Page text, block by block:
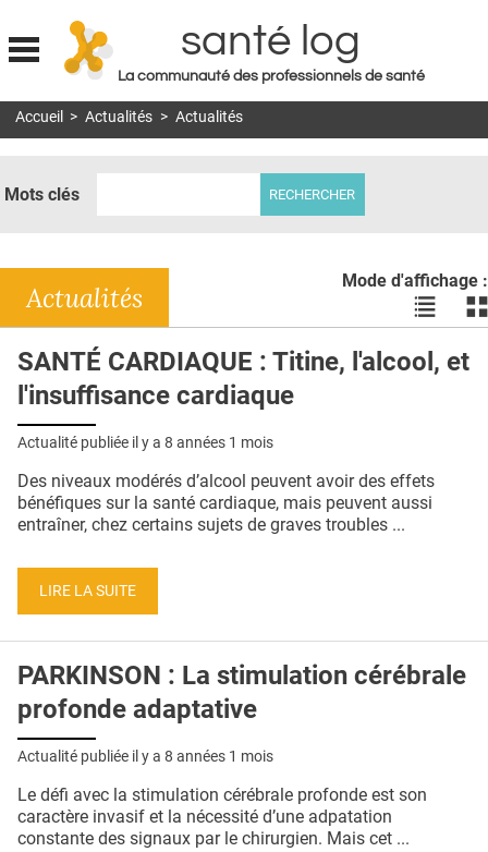
Jump to navigation
santé log
La communauté des professionnels de santé
MON COMPTE
DOSSIERS
RÉSEAUX
E-REVUE SAD
QUI SOMMES-NOUS ?
CONDITIONS GÉNÉRALES
CRÉDITS
Accueil > Actualités > Actualités
Mots clés
Mode d'affichage :
Voir
les
en
les
en
Actualités
SANTÉ CARDIAQUE : Titine, l'alcool, et
l'insuffisance cardiaque
Actualité publiée il y a 8 années 1 mois
Des niveaux modérés d’alcool peuvent avoir des effets
bénéfiques sur la santé cardiaque, mais peuvent aussi
entraîner, chez certains sujets de graves troubles ...
LIRE LA SUITE
PARKINSON : La stimulation cérébrale
profonde adaptative
Actualité publiée il y a 8 années 1 mois
Le défi avec la stimulation cérébrale profonde est son
caractère invasif et la nécessité d’une adpatation
constante des signaux par le chirurgien. Mais cet ...